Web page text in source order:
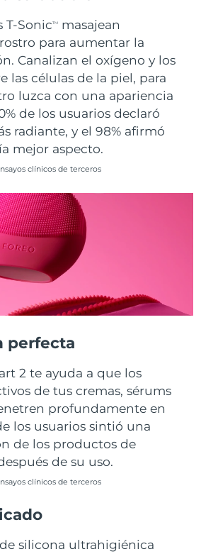
T-SonicTM
masajean
para aumentar la
Canalizan el oxígeno y los
las células de la piel, para
luzca con una apariencia
de los usuarios declaró
radiante, y el 98% afirmó
mejor aspecto.
clínicos de terceros
perfecta
2 te ayuda a que los
de tus cremas, sérums
profundamente en
los usuarios sintió una
de los productos de
de su uso.
clínicos de terceros
silicona ultrahigiénica
Entrega prevista8/10/26
Entrega prevista8/10/26
Entrega prevista8/18/26
Entrega prevista
Entrega prevista
Entrega prevista
Entrega prevista8/14/26
Entrega prevista
Entrega prevista
Entrega prevista8/10/26
Entrega prevista